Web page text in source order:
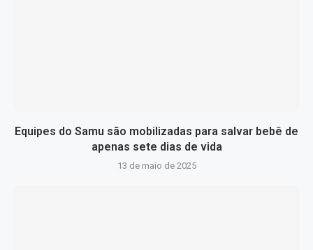
Equipes do Samu são mobilizadas para salvar bebê de
apenas sete dias de vida
13 de maio de 2025